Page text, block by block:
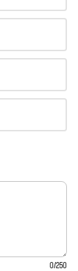
0/250